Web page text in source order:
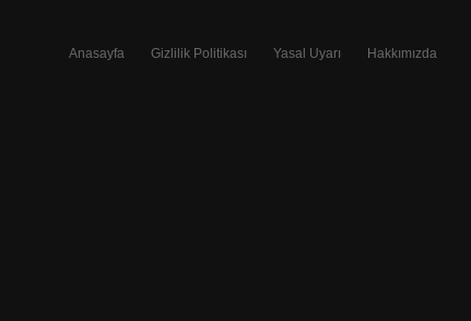
Anasayfa Gizlilik Politikası Yasal Uyarı Hakkımızda